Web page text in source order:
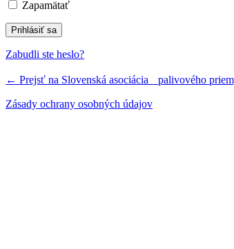
Zapamätať
Zabudli ste heslo?
← Prejsť na Slovenská asociácia palivového
Zásady ochrany osobných údajov